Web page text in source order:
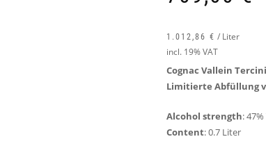
1.012,86 € / Liter
incl. 19% VAT
Cognac Vallein
Limitierte Abfüllung
Alcohol strength:
Content: 0.7 Liter